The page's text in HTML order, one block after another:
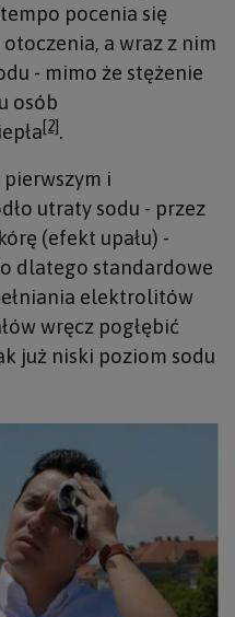
pocenia się
a wraz z nim
- mimo że stężenie
osób
[2].
pierwszym i
utraty sodu - przez
(efekt upału) -
dlatego standardowe
elektrolitów
wręcz pogłębić
już niski poziom sodu